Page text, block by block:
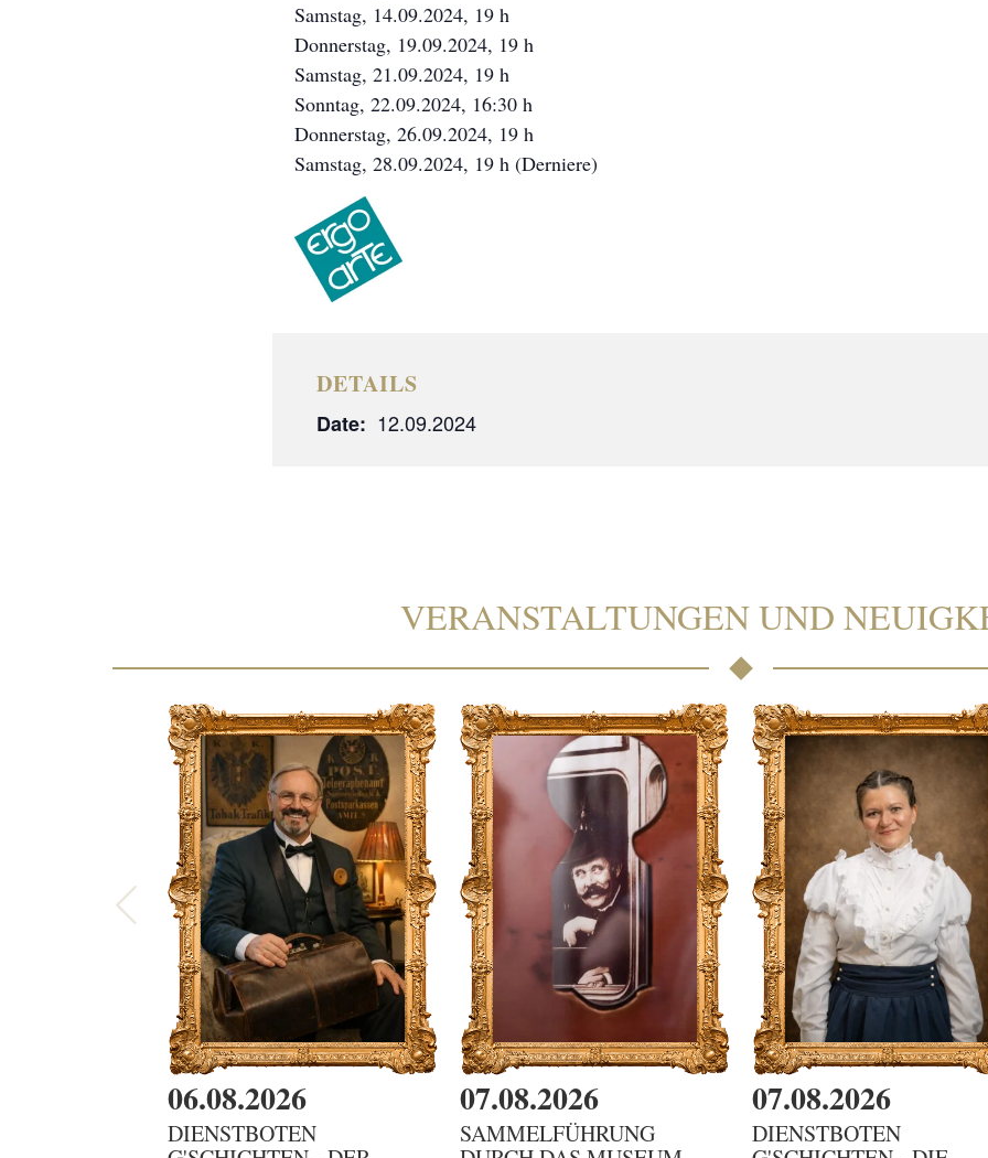
Samstag, 14.09.2024, 19 h
Donnerstag, 19.09.2024, 19 h
Samstag, 21.09.2024, 19 h
Sonntag, 22.09.2024, 16:30 h
Donnerstag, 26.09.2024, 19 h
Samstag, 28.09.2024, 19 h (Derniere)
DETAILS
Date: 12.09.2024
VERANSTALTUNGEN UND
06.08.2026
DIENSTBOTEN
07.08.2026
SAMMELFÜHRUNG
07.08.2026
DIENSTBOTEN